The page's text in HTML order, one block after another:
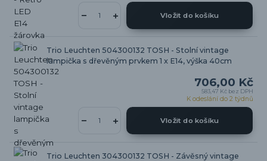
Vložit do košíku
Trio Leuchten 504300132 TOSH - Stolní vintage
lampička s dřevěným prvkem 1 x E14, výška 40cm
706,00 Kč
583,47 Kč bez DPH
K odeslání do 2 týdnů
Vložit do košíku
Trio Leuchten 304300132 TOSH - Závěsný vintage